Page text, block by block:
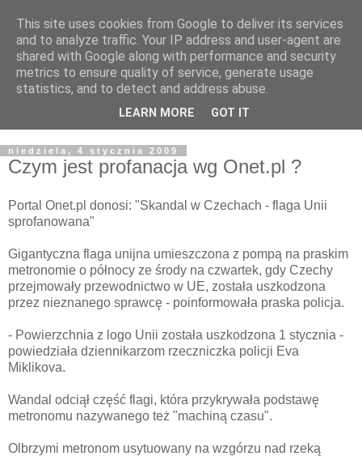
Żyjąc wiarą w REALNYM
świecie
Blog pastora Pawła Bartosika
niedziela, 4 stycznia 2009
Czym jest profanacja wg Onet.pl ?
Portal Onet.pl donosi: "Skandal w Czechach - flaga Unii
sprofanowana"
Gigantyczna flaga unijna umieszczona z pompą na praskim
metronomie o północy ze środy na czwartek, gdy Czechy
przejmowały przewodnictwo w UE, została uszkodzona
przez nieznanego sprawcę - poinformowała praska policja.
- Powierzchnia z logo Unii została uszkodzona 1 stycznia -
powiedziała dziennikarzom rzeczniczka policji Eva
Miklikova.
Wandal odciął część flagi, która przykrywała podstawę
metronomu nazywanego też "machiną czasu".
Olbrzymi metronom usytuowany na wzgórzu nad rzeką
This site uses cookies from Google to deliver its services
and to analyze traffic. Your IP address and user-agent are
shared with Google along with performance and security
metrics to ensure quality of service, generate usage
statistics, and to detect and address abuse.
LEARN MORE GOT IT